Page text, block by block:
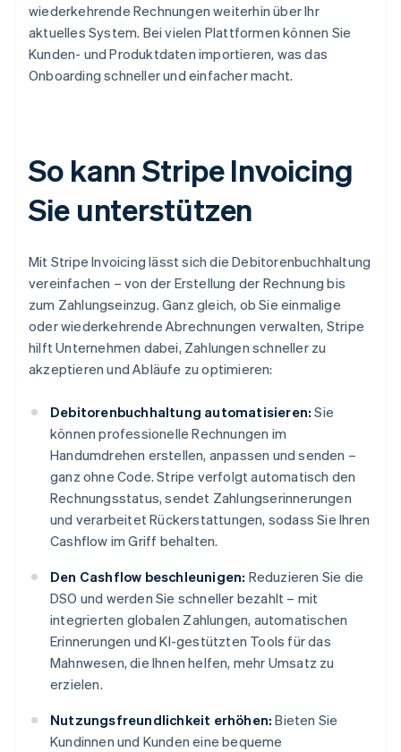
wiederkehrende Rechnungen weiterhin über Ihr
aktuelles System. Bei vielen Plattformen können Sie
Kunden- und Produktdaten importieren, was das
Onboarding schneller und einfacher macht.
So kann Stripe Invoicing
Sie unterstützen
Mit Stripe Invoicing lässt sich die Debitorenbuchhaltung
vereinfachen – von der Erstellung der Rechnung bis
zum Zahlungseinzug. Ganz gleich, ob Sie einmalige
oder wiederkehrende Abrechnungen verwalten, Stripe
hilft Unternehmen dabei, Zahlungen schneller zu
akzeptieren und Abläufe zu optimieren:
Debitorenbuchhaltung automatisieren: Sie
können professionelle Rechnungen im
Handumdrehen erstellen, anpassen und senden –
ganz ohne Code. Stripe verfolgt automatisch den
Rechnungsstatus, sendet Zahlungserinnerungen
und verarbeitet Rückerstattungen, sodass Sie Ihren
Cashflow im Griff behalten.
Den Cashflow beschleunigen: Reduzieren Sie die
DSO und werden Sie schneller bezahlt – mit
integrierten globalen Zahlungen, automatischen
Erinnerungen und KI-gestützten Tools für das
Mahnwesen, die Ihnen helfen, mehr Umsatz zu
erzielen.
Nutzungsfreundlichkeit erhöhen: Bieten Sie
Kundinnen und Kunden eine bequeme